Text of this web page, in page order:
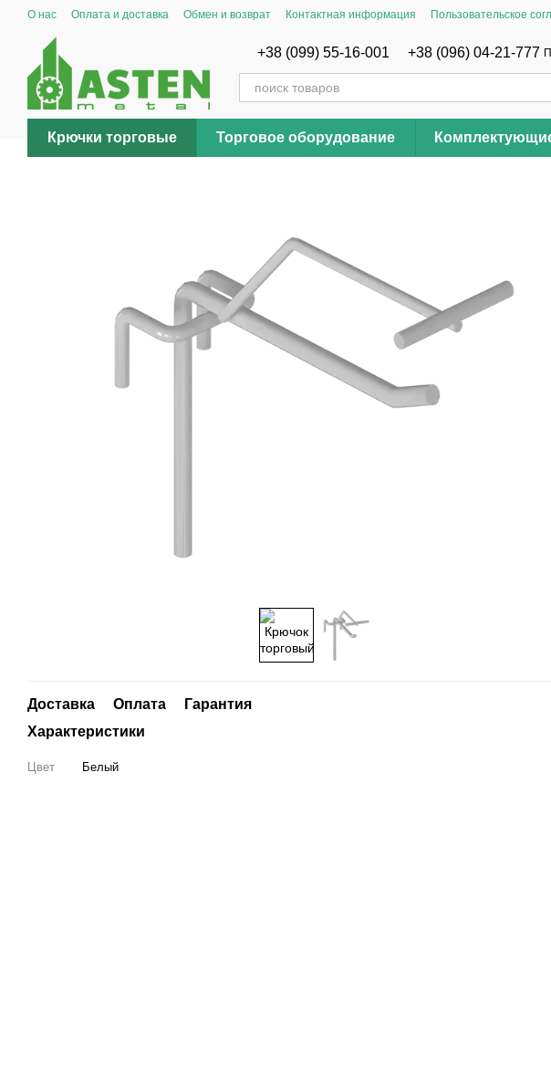
Перейти к основному контенту
О нас Оплата и доставка Обмен и возврат Контактная информация Пользовательское
+38 (099) 55-16-001 +38 (096) 04-21-777
Крючки торговые Торговое оборудование
Доставка Оплата
Гарантия
Характеристики
Цвет Белый